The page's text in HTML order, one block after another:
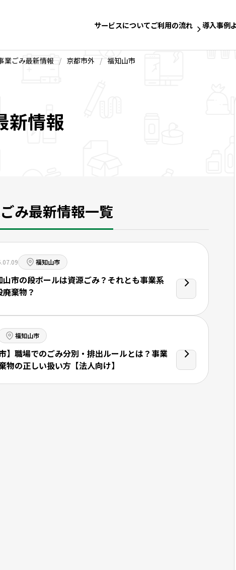
サービスについてご利用の流れ 導入事例
業ごみ最新情報 / 京都市外 / 福知山市
新情報
み最新情報一覧
福知山市
山市の段ボールは資源ごみ？それとも事業系
廃棄物？
福知山市
】職場でのごみ分別・排出ルールとは？事業
物の正しい扱い方【法人向け】